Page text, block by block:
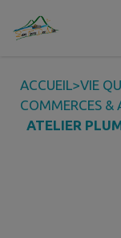
Contenu
ACCUEIL>VIE
COMMERCES &
ATELIER